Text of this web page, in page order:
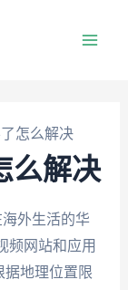
怎么解决
么解决
外生活的华
频网站和应用
据地理位置限